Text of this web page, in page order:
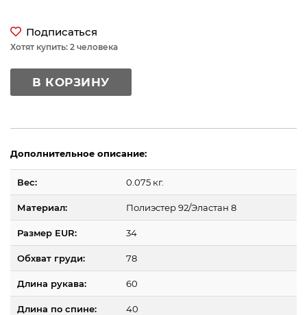
Подписаться
Хотят купить: 2 человека
В КОРЗИНУ
Дополнительное описание:
Вес: 0.075 кг.
Материал: Полиэстер 92/Эластан 8
Размер EUR: 34
Обхват груди: 78
Длина рукава: 60
Длина по спине: 40